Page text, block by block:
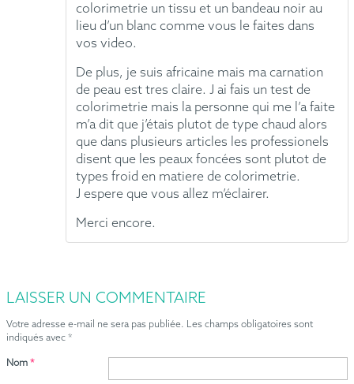
colorimetrie un tissu et un bandeau noir au
lieu d’un blanc comme vous le faites dans
vos video.
De plus, je suis africaine mais ma carnation
de peau est tres claire. J ai fais un test de
colorimetrie mais la personne qui me l’a faite
m’a dit que j’étais plutot de type chaud alors
que dans plusieurs articles les professionels
disent que les peaux foncées sont plutot de
types froid en matiere de colorimetrie.
J espere que vous allez m’éclairer.
Merci encore.
LAISSER UN COMMENTAIRE
Votre adresse e-mail ne sera pas publiée. Les champs obligatoires sont
indiqués avec *
Nom *